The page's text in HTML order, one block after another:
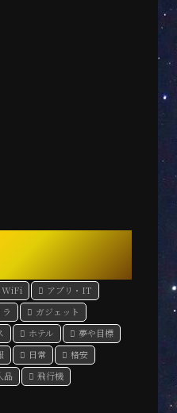
WiFi
アプリ・IT
ガジェット
ホテル
夢や目標
日常
格安
品 飛行機